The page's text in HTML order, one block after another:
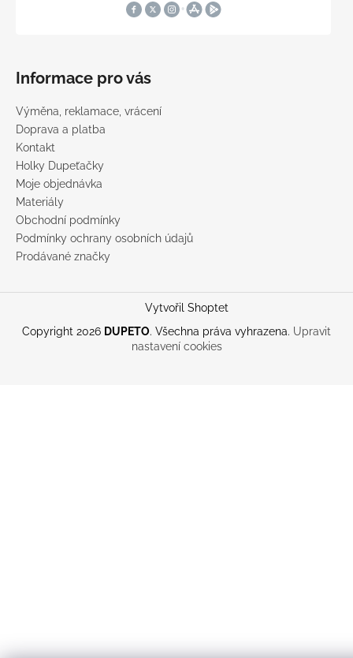
Informace pro vás
Výměna, reklamace, vrácení
Doprava a platba
Kontakt
Holky Dupeťačky
Moje objednávka
Materiály
Obchodní podmínky
Podmínky ochrany osobních údajů
Prodávané značky
Vytvořil Shoptet
Copyright 2026 DUPETO. Všechna práva vyhrazena. Upravit
nastavení cookies